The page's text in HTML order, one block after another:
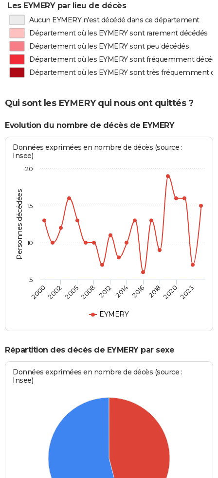
Les EYMERY par lieu de décès
Aucun EYMERY n'est décédé dans ce département
Département où les EYMERY sont rarement décédés
Département où les EYMERY sont peu décédés
Département où les EYMERY sont fréquemment
Département où les EYMERY sont très fréquemment
Qui sont les EYMERY qui nous ont quittés ?
Evolution du nombre de décès de EYMERY
Personnes décédées
Données exprimées en nombre de décès (source :
Insee)
EYMERY
2000200220052008 2012 2014 2016 201820202023
5
10
15
20
Répartition des décès de EYMERY par sexe
Données exprimées en nombre de décès (source :
Insee)